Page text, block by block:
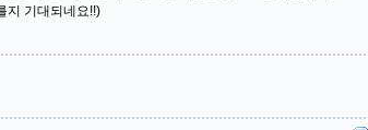
지 기대되네요!!)